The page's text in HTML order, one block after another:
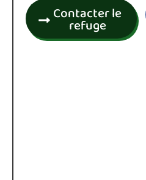
Contacter le
refuge